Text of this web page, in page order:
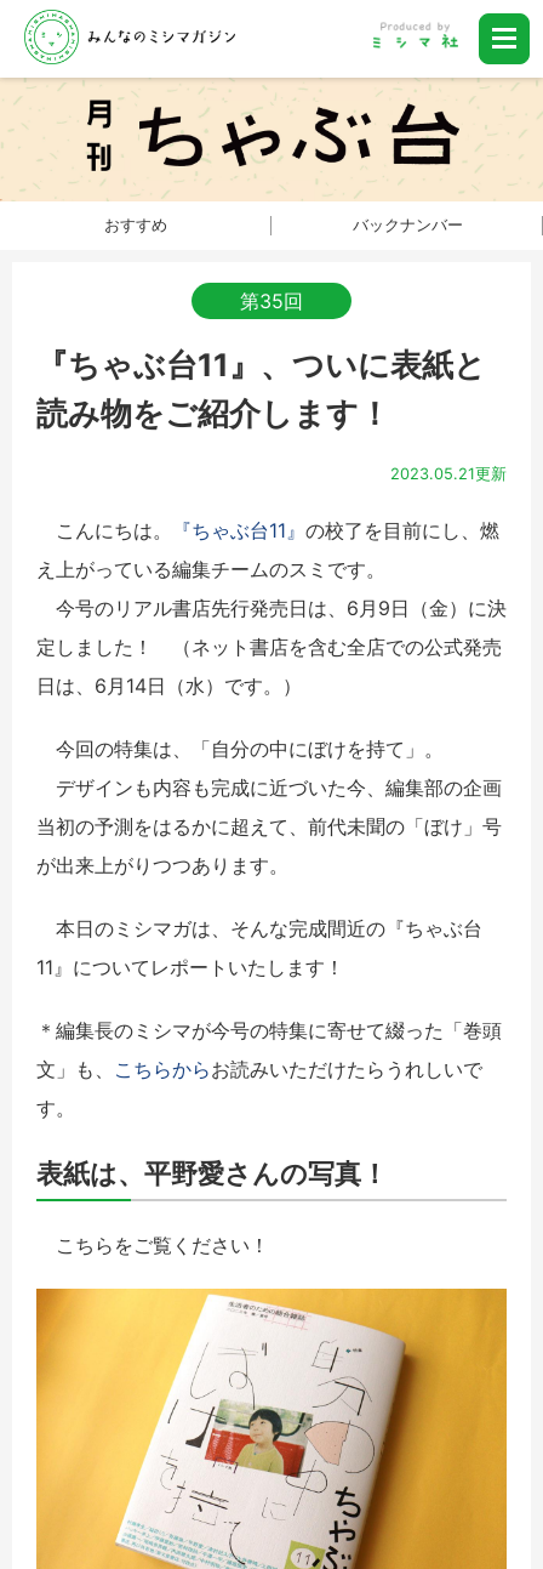
おすすめ バックナンバー
第35回
『ちゃぶ台11』、ついに表紙と
読み物をご紹介します！
2023.05.21更新
こんにちは。 『ちゃぶ台11』 の校了を目前にし、燃
え上がっている編集チームのスミです。
今号のリアル書店先行発売日は、6月9日（金）に決
定しました！ （ネット書店を含む全店での公式発売
日は、6月14日（水）です。）
今回の特集は、「自分の中にぼけを持て」。
デザインも内容も完成に近づいた今、編集部の企画
当初の予測をはるかに超えて、前代未聞の「ぼけ」号
が出来上がりつつあります。
本日のミシマガは、そんな完成間近の『ちゃぶ台
11』についてレポートいたします！
＊編集長のミシマが今号の特集に寄せて綴った「巻頭
文」も、 こちらからお読みいただけたらうれしいで
す。
表紙は、平野愛さんの写真！
こちらをご覧ください！